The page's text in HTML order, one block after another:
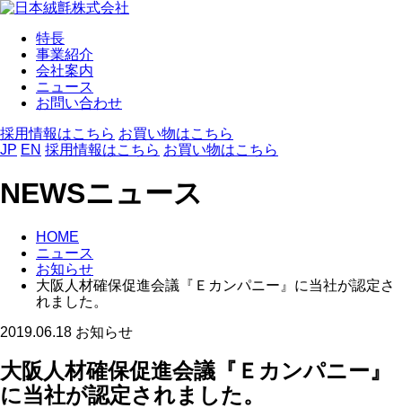
特長
事業紹介
会社案内
ニュース
お問い合わせ
採用情報はこちら お買い物はこちら
JP EN 採用情報はこちら お買い物はこちら
NEWSニュース
HOME
ニュース
お知らせ
大阪人材確保促進会議『Ｅカンパニー』に当社が認定さ
れました。
2019.06.18 お知らせ
大阪人材確保促進会議『Ｅカンパニー』
に当社が認定されました。